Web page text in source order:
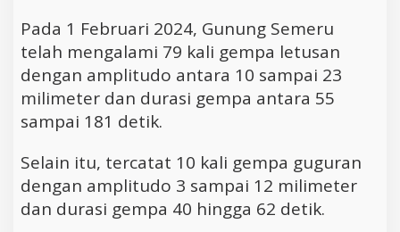
Pada 1 Februari 2024, Gunung Semeru
telah mengalami 79 kali gempa letusan
dengan amplitudo antara 10 sampai 23
milimeter dan durasi gempa antara 55
sampai 181 detik.
Selain itu, tercatat 10 kali gempa guguran
dengan amplitudo 3 sampai 12 milimeter
dan durasi gempa 40 hingga 62 detik.